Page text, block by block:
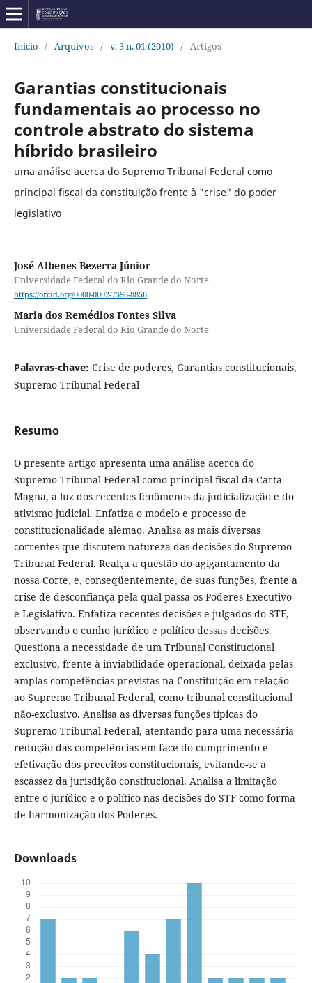
Início / Arquivos / v. 3 n. 01 (2010) / Artigos
Garantias constitucionais
fundamentais ao processo no
controle abstrato do sistema
híbrido brasileiro
uma análise acerca do Supremo Tribunal Federal como
principal fiscal da constituição frente à "crise" do poder
legislativo
José Albenes Bezerra Júnior
Universidade Federal do Rio Grande do Norte
https://orcid.org/0000-0002-7598-8856
Maria dos Remédios Fontes Silva
Universidade Federal do Rio Grande do Norte
Palavras-chave: Crise de poderes, Garantias constitucionais,
Supremo Tribunal Federal
Resumo
O presente artigo apresenta uma análise acerca do
Supremo Tribunal Federal como principal fiscal da Carta
Magna, à luz dos recentes fenômenos da judicialização e do
ativismo judicial. Enfatiza o modelo e processo de
constitucionalidade alemao. Analisa as mais diversas
correntes que discutem natureza das decisões do Supremo
Tribunal Federal. Realça a questão do agigantamento da
nossa Corte, e, conseqüentemente, de suas funções, frente a
crise de desconfiança pela qual passa os Poderes Executivo
e Legislativo. Enfatiza recentes decisões e julgados do STF,
observando o cunho jurídico e político dessas decisões.
Questiona a necessidade de um Tribunal Constitucional
exclusivo, frente à inviabilidade operacional, deixada pelas
amplas competências previstas na Constituição em relação
ao Supremo Tribunal Federal, como tribunal constitucional
não-exclusivo. Analisa as diversas funções típicas do
Supremo Tribunal Federal, atentando para uma necessária
redução das competências em face do cumprimento e
efetivação dos preceitos constitucionais, evitando-se a
escassez da jurisdição constitucional. Analisa a limitação
entre o jurídico e o político nas decisões do STF como forma
de harmonização dos Poderes.
Downloads